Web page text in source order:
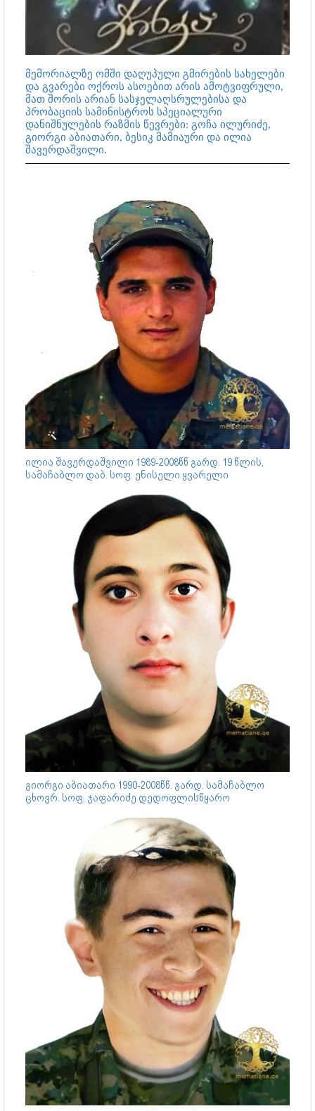
მემორიალზე ომში დაღუპული გმირების სახელები
და გვარები ოქროს ასოებით არის ამოტვიფრული,
მათ შორის არიან სასჯელაღსრულებისა და
პრობაციის სამინისტროს სპეციალური
დანიშნულების რაზმის წევრები: გოჩა ილურიძე,
გიორგი აბიათარი, ბესიკ მამიაური და ილია
შავერდაშვილი.
ილია შავერდაშვილი 1989-2008წწ გარდ. 19 წლის,
სამაჩაბლო დაბ. სოფ. ენისელი ყვარელი
გიორგი აბიათარი 1990-2008წწ. გარდ. სამაჩაბლო
ცხოვრ. სოფ. ჯაფარიძე დედოფლისწყარო